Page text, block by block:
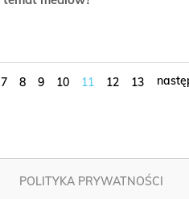
7 8 9 10 11 12 13
POLITYKA PRYWATNOŚCI